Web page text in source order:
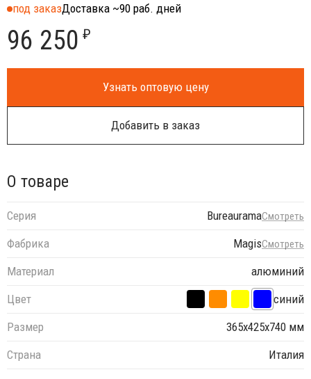
под заказДоставка ~90 раб. дней
96 250 ₽
Узнать оптовую цену
Добавить в заказ
О товаре
Серия BureauramaСмотреть
Фабрика MagisСмотреть
Материал
алюминий
Цвет
синий
Размер
365х425х740 мм
Страна
Италия